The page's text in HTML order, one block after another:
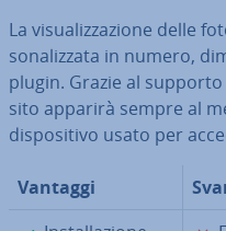
La vi­sua­liz­za­zio­ne delle
so­na­liz­za­ta in numero,
plugin. Grazie al
sito apparirà sempre al
di­spo­si­ti­vo usato per
Vantaggi